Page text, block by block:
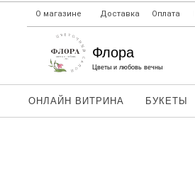
О магазине Доставка Оплата
Флора
Цветы и любовь вечны
ОНЛАЙН ВИТРИНА БУКЕТЫ